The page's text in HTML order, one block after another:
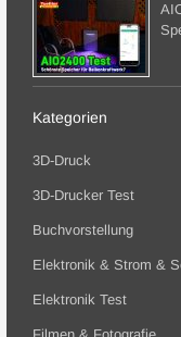
Kategorien
3D-Druck
3D-Drucker Test
Buchvorstellung
Elektronik & Strom &
Elektronik Test